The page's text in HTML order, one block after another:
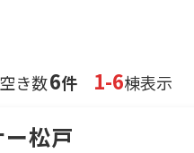
空き数6件 1-6棟表示
松戸